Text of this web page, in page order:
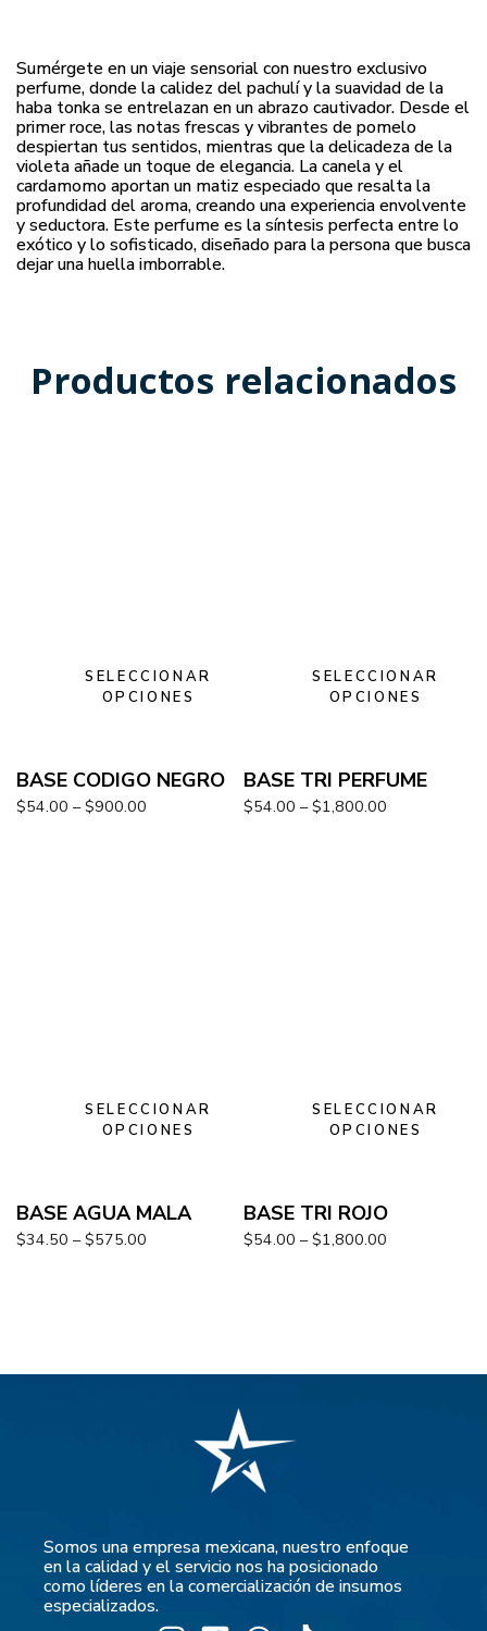
Sumérgete en un viaje sensorial con nuestro exclusivo
perfume, donde la calidez del pachulí y la suavidad de la
haba tonka se entrelazan en un abrazo cautivador. Desde el
primer roce, las notas frescas y vibrantes de pomelo
despiertan tus sentidos, mientras que la delicadeza de la
violeta añade un toque de elegancia. La canela y el
cardamomo aportan un matiz especiado que resalta la
profundidad del aroma, creando una experiencia envolvente
y seductora. Este perfume es la síntesis perfecta entre lo
exótico y lo sofisticado, diseñado para la persona que busca
dejar una huella imborrable.
Productos relacionados
SELECCIONAR
OPCIONES
BASE CODIGO NEGRO
$54.00 – $900.00
SELECCIONAR
OPCIONES
BASE TRI PERFUME
$54.00 – $1,800.00
SELECCIONAR
OPCIONES
BASE AGUA MALA
$34.50 – $575.00
SELECCIONAR
OPCIONES
BASE TRI ROJO
$54.00 – $1,800.00
Somos una empresa mexicana, nuestro enfoque
en la calidad y el servicio nos ha posicionado
como líderes en la comercialización de insumos
especializados.